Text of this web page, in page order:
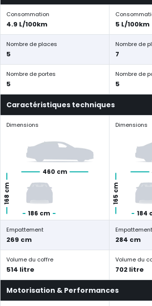
Consommation
4.9 L/100km 5 L/100km
Nombre de places
5
Nombre de
7
Nombre de portes
5
Nombre de
5
Caractéristiques techniques
Dimensions
460 cm
186 cm
168 cm
Dimensions
184
165 cm
Empattement
269 cm
Empattement
284 cm
Volume du coffre
514 litre
Volume du
702 litre
Motorisation & Performances